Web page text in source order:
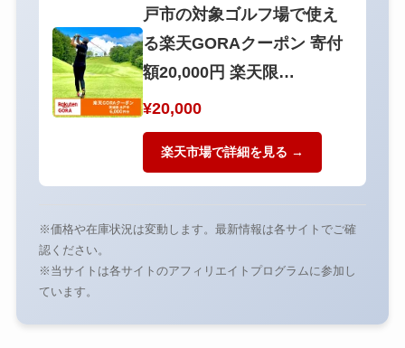
戸市の対象ゴルフ場で使え
る楽天GORAクーポン 寄付
額20,000円 楽天限…
¥20,000
楽天市場で詳細を見る →
※価格や在庫状況は変動します。最新情報は各サイトでご確
認ください。
※当サイトは各サイトのアフィリエイトプログラムに参加し
ています。